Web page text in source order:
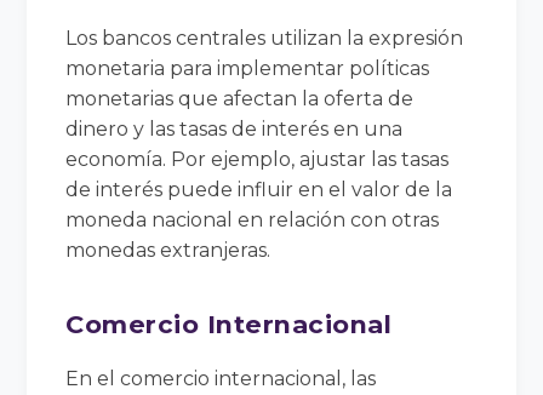
Los bancos centrales utilizan la expresión
monetaria para implementar políticas
monetarias que afectan la oferta de
dinero y las tasas de interés en una
economía. Por ejemplo, ajustar las tasas
de interés puede influir en el valor de la
moneda nacional en relación con otras
monedas extranjeras.
Comercio Internacional
En el comercio internacional, las